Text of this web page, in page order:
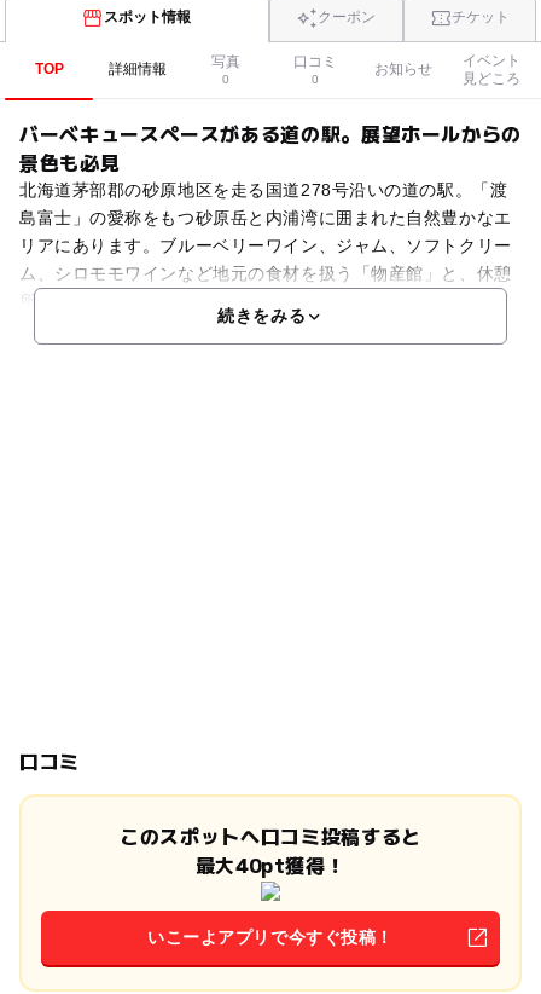
スポット情報 クーポン チケット
TOP 詳細情報 写真
0
口コミ
0
お知らせ
イベント
見どころ
バーベキュースペースがある道の駅。展望ホールからの
景色も必見
北海道茅部郡の砂原地区を走る国道278号沿いの道の駅。「渡
島富士」の愛称をもつ砂原岳と内浦湾に囲まれた自然豊かなエ
リアにあります。ブルーベリーワイン、ジャム、ソフトクリー
ム、シロモモワインなど地元の食材を扱う「物産館」と、休憩
所＆バーベキュースペースのある「やすらぎプラザ」を備え
続きをみる
口コミ
このスポットへ口コミ投稿すると
最大40pt獲得！
いこーよアプリで今すぐ投稿！